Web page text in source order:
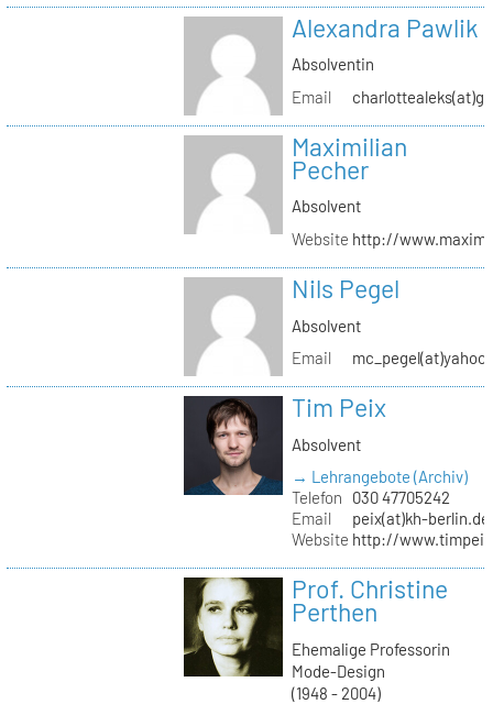
Alexandra Pawlik
Absolventin
Email
Maximilian
Pecher
Absolvent
Website http://
Nils Pegel
Absolvent
Email
Tim Peix
Absolvent
→ Lehrangebote (Archiv)
Telefon
030 47705242
Email
peix(at)kh-berlin.de
Website http://
Prof. Christine
Perthen
Ehemalige Professorin
Mode-Design
(1948 - 2004)